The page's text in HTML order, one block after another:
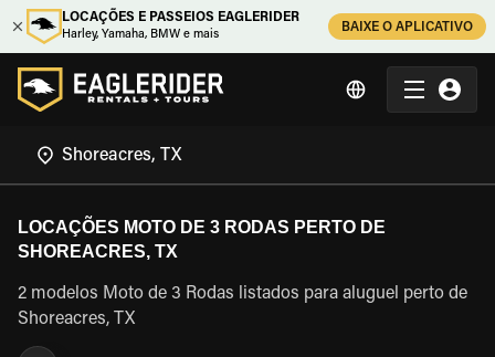
LOCAÇÕES E PASSEIOS EAGLERIDER
Harley, Yamaha, BMW e mais
BAIXE O APLICATIVO
LOCAÇÕES MOTO DE 3 RODAS PERTO DE
SHOREACRES, TX
2 modelos Moto de 3 Rodas listados para aluguel perto de
Shoreacres, TX